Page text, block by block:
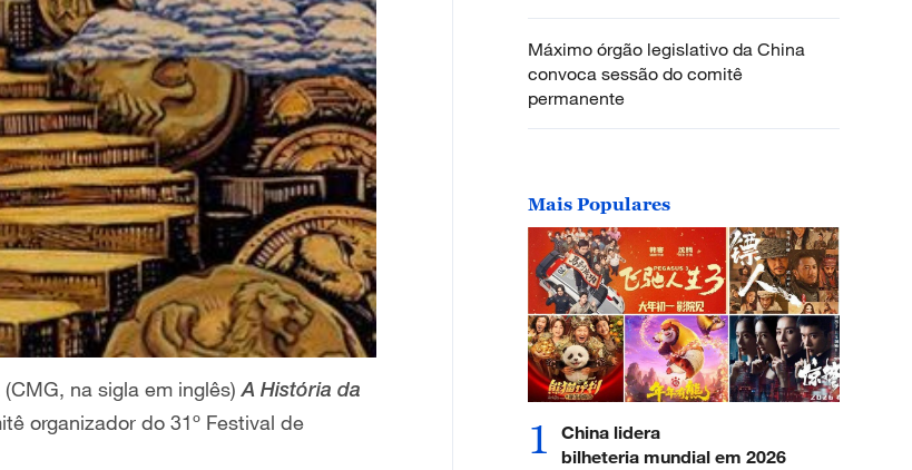
na sigla em inglês)A História da
organizador do 31º Festival de
Máximo órgão legislativo da China
convoca sessão do comitê
permanente
Mais Populares
1
China lidera
bilheteria mundial em 2026